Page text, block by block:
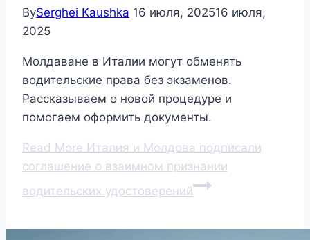
BySerghei Kaushka 16 июля, 202516 июля,
2025
Молдаване в Италии могут обменять
водительские права без экзаменов.
Рассказываем о новой процедуре и
помогаем оформить документы.
Read More Италия и Молдова подписали
соглашение о взаимном признании
водительских удостоверений